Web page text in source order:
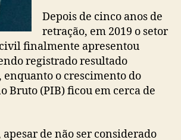
Depois de cinco anos de
retração, em 2019 o setor
finalmente apresentou
registrado resultado
enquanto o crescimento do
Bruto (PIB) ficou em cerca de
apesar de não ser considerado